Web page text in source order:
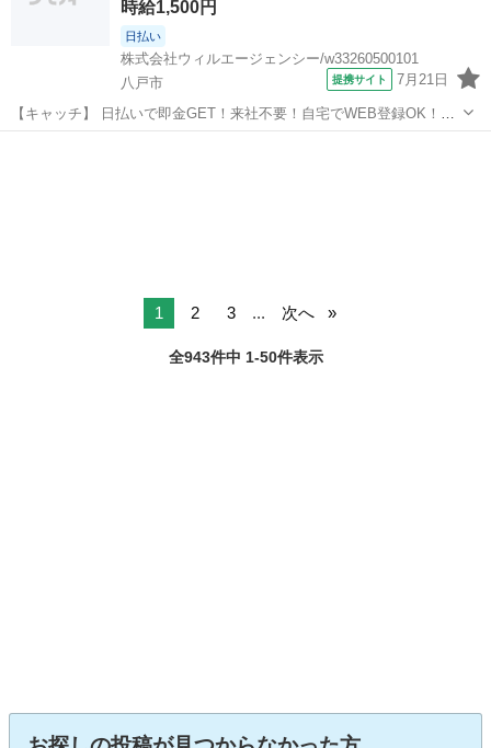
時給1,500円
日払い
株式会社ウィルエージェンシー/w33260500101
八戸市
提携サイト 7月21日
【キャッチ】 日払いで即金GET！来社不要！自宅でWEB登録OK！軽
作業！【短期のお仕事】ドライ商品 フォークリフト作業・仕分け作
1 2 3 ... 次へ
全943件中 1-50件表示